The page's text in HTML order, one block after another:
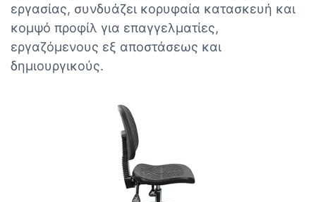
εργασίας, συνδυάζει κορυφαία κατασκευή και
κομψό προφίλ για επαγγελματίες,
εργαζόμενους εξ αποστάσεως και
δημιουργικούς.